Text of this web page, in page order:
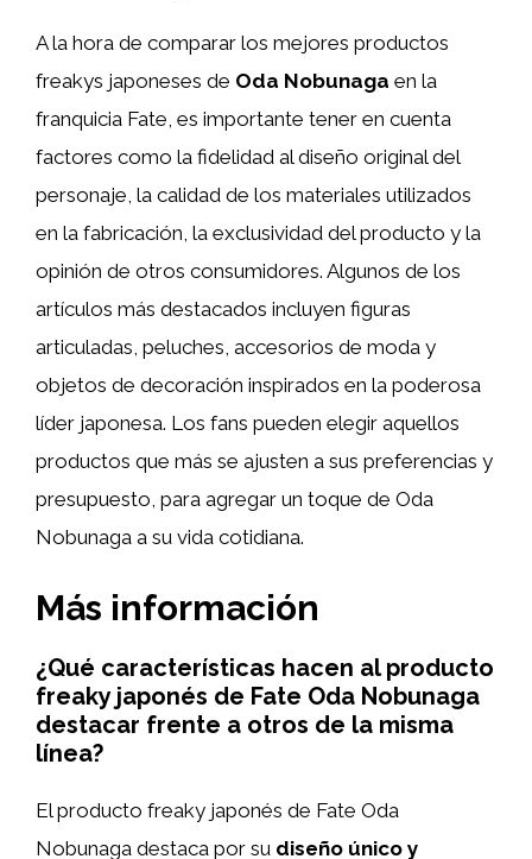
A la hora de comparar los mejores productos
freakys japoneses de Oda Nobunaga en la
franquicia Fate, es importante tener en cuenta
factores como la fidelidad al diseño original del
personaje, la calidad de los materiales utilizados
en la fabricación, la exclusividad del producto y la
opinión de otros consumidores. Algunos de los
artículos más destacados incluyen figuras
articuladas, peluches, accesorios de moda y
objetos de decoración inspirados en la poderosa
líder japonesa. Los fans pueden elegir aquellos
productos que más se ajusten a sus preferencias y
presupuesto, para agregar un toque de Oda
Nobunaga a su vida cotidiana.
Más información
¿Qué características hacen al producto
freaky japonés de Fate Oda Nobunaga
destacar frente a otros de la misma
línea?
El producto freaky japonés de Fate Oda
Nobunaga destaca por su diseño único y